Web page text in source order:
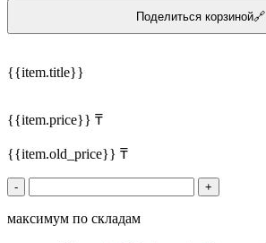
Поделиться корзиной🔗
{{item.title}}
{{item.price}} ₸
{{item.old_price}} ₸
- +
максимум по складам